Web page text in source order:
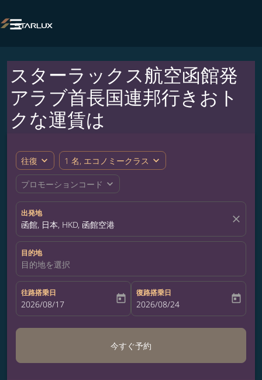

スターラックス航空函館発
アラブ首長国連邦行きおト
クな運賃は
往復 expand_more 1 名, エコノミークラス expand_more
プロモーションコード expand_more
出発地
函館, 日本, HKD, 函館空港 close
目的地
目的地を選択
往路搭乗日
fc-booking-departure-date-aria-label
2026/08/17 today
復路搭乗日
fc-booking-return-date-aria-label
2026/08/24 today
今すぐ予約